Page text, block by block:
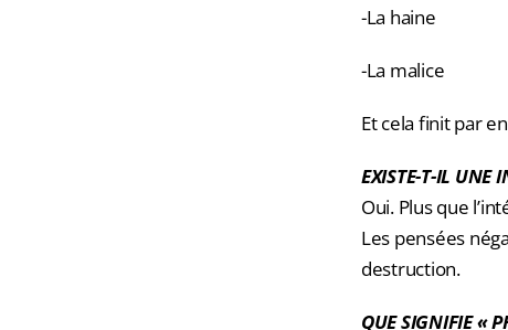
-La haine
-La malice
Et cela finit par
EXISTE-T-IL UNE
Oui. Plus que
Les pensées
destruction.
QUE SIGNIFIE «